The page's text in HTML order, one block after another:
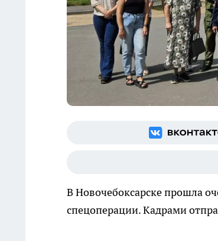
В Новочебоксарске прошла
спецоперации. Кадрами